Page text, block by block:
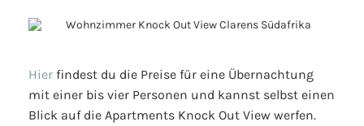
Hier findest du die Preise für eine Übernachtung
mit einer bis vier Personen und kannst selbst einen
Blick auf die Apartments Knock Out View werfen.